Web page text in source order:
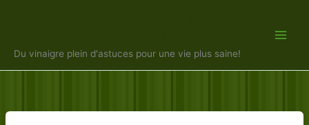
Du vinaigre plein d'astuces pour une vie plus saine!